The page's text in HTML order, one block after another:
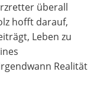
überall
hofft darauf,
Leben zu
Realität